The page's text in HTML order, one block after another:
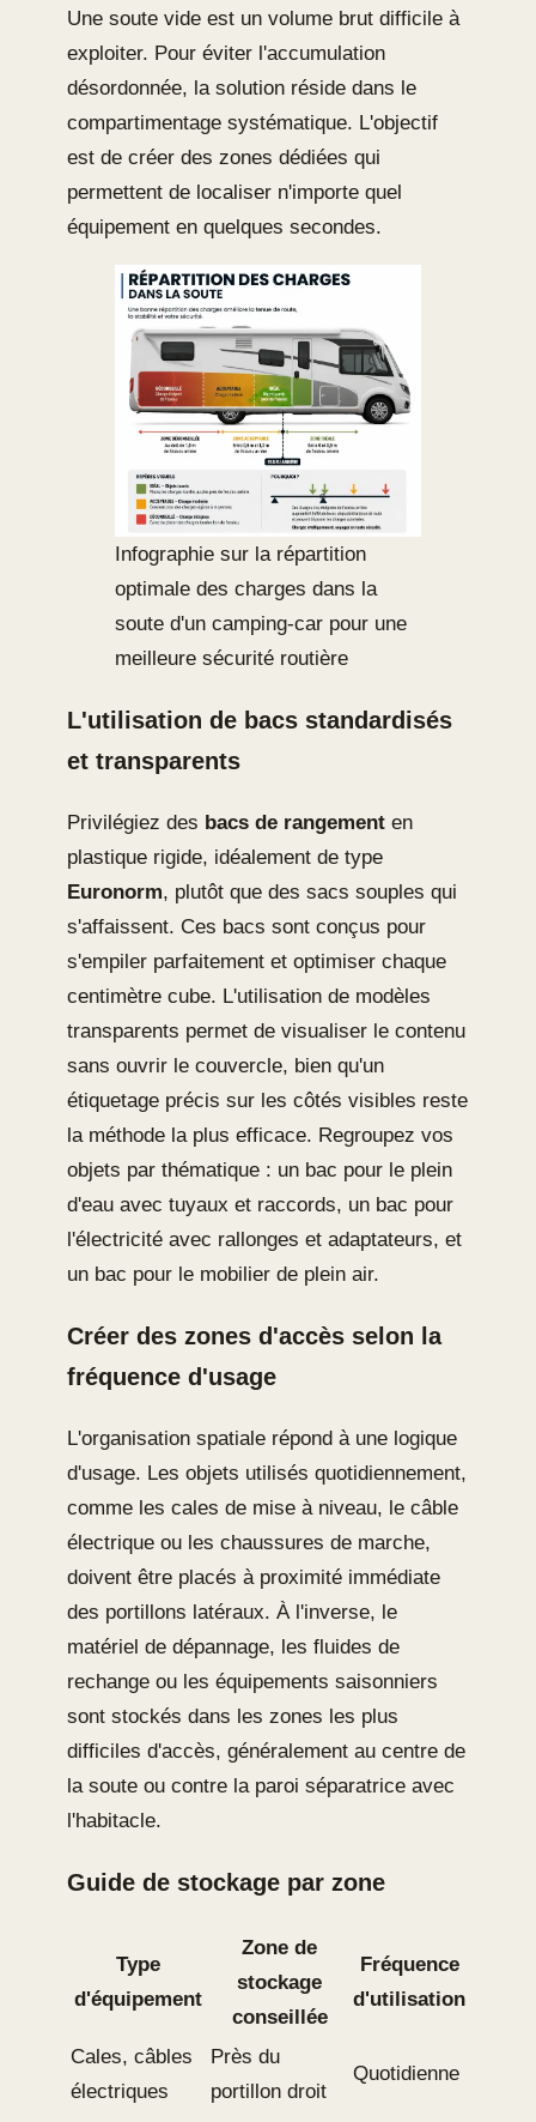
Une soute vide est un volume brut difficile à
exploiter. Pour éviter l'accumulation
désordonnée, la solution réside dans le
compartimentage systématique. L'objectif
est de créer des zones dédiées qui
permettent de localiser n'importe quel
équipement en quelques secondes.
Infographie sur la répartition
optimale des charges dans la
soute d'un camping-car pour une
meilleure sécurité routière
L'utilisation de bacs standardisés
et transparents
Privilégiez des bacs de rangement en
plastique rigide, idéalement de type
Euronorm, plutôt que des sacs souples qui
s'affaissent. Ces bacs sont conçus pour
s'empiler parfaitement et optimiser chaque
centimètre cube. L'utilisation de modèles
transparents permet de visualiser le contenu
sans ouvrir le couvercle, bien qu'un
étiquetage précis sur les côtés visibles reste
la méthode la plus efficace. Regroupez vos
objets par thématique : un bac pour le plein
d'eau avec tuyaux et raccords, un bac pour
l'électricité avec rallonges et adaptateurs, et
un bac pour le mobilier de plein air.
Créer des zones d'accès selon la
fréquence d'usage
L'organisation spatiale répond à une logique
d'usage. Les objets utilisés quotidiennement,
comme les cales de mise à niveau, le câble
électrique ou les chaussures de marche,
doivent être placés à proximité immédiate
des portillons latéraux. À l'inverse, le
matériel de dépannage, les fluides de
rechange ou les équipements saisonniers
sont stockés dans les zones les plus
difficiles d'accès, généralement au centre de
la soute ou contre la paroi séparatrice avec
l'habitacle.
Guide de stockage par zone
Type
d'équipement
Zone de
stockage
conseillée
Fréquence
d'utilisation
Cales, câbles
électriques
Près du
portillon droit
Quotidienne